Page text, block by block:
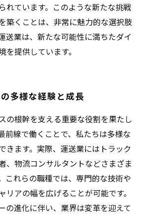
れています。このような新たな挑戦
築くことは、非常に魅力的な選択肢
送業は、新たな可能性に満ちたダイ
を提供しています。
多様な経験と成長
の根幹を支える重要な役割を果たし
前線で働くことで、私たちは多様な
きます。実際、運送業にはトラック
、物流コンサルタントなどさまざま
これらの職種では、専門的な技術や
リアの幅を広げることが可能です。
の進化に伴い、業界は変革を迎えて